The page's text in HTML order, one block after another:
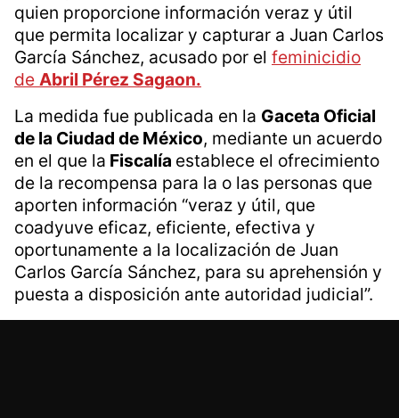
quien proporcione información veraz y útil
que permita localizar y capturar a Juan Carlos
García Sánchez, acusado por el feminicidio
de Abril Pérez Sagaon.
La medida fue publicada en la Gaceta Oficial
de la Ciudad de México, mediante un acuerdo
en el que la Fiscalía establece el ofrecimiento
de la recompensa para la o las personas que
aporten información “veraz y útil, que
coadyuve eficaz, eficiente, efectiva y
oportunamente a la localización de Juan
Carlos García Sánchez, para su aprehensión y
puesta a disposición ante autoridad judicial”.